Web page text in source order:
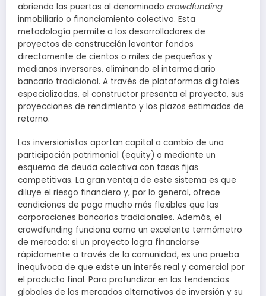
abriendo las puertas al denominado crowdfunding
inmobiliario o financiamiento colectivo. Esta
metodología permite a los desarrolladores de
proyectos de construcción levantar fondos
directamente de cientos o miles de pequeños y
medianos inversores, eliminando el intermediario
bancario tradicional. A través de plataformas digitales
especializadas, el constructor presenta el proyecto, sus
proyecciones de rendimiento y los plazos estimados de
retorno.
Los inversionistas aportan capital a cambio de una
participación patrimonial (equity) o mediante un
esquema de deuda colectiva con tasas fijas
competitivas. La gran ventaja de este sistema es que
diluye el riesgo financiero y, por lo general, ofrece
condiciones de pago mucho más flexibles que las
corporaciones bancarias tradicionales. Además, el
crowdfunding funciona como un excelente termómetro
de mercado: si un proyecto logra financiarse
rápidamente a través de la comunidad, es una prueba
inequívoca de que existe un interés real y comercial por
el producto final. Para profundizar en las tendencias
globales de los mercados alternativos de inversión y su